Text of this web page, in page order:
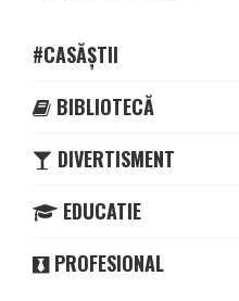
#CASĂȘTII
BIBLIOTECĂ
DIVERTISMENT
EDUCATIE
PROFESIONAL